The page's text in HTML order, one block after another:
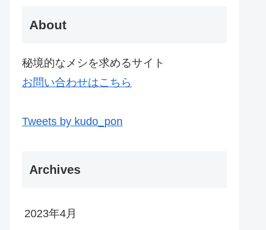
About
秘境的なメシを求めるサイト
お問い合わせはこちら
Tweets by kudo_pon
Archives
2023年4月